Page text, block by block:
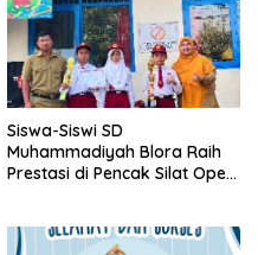
Siswa-Siswi SD
Muhammadiyah Blora Raih
Prestasi di Pencak Silat Open